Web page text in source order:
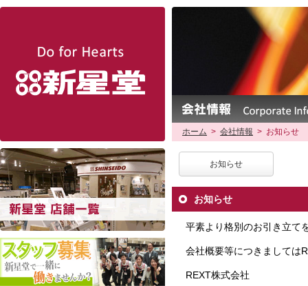
ホーム > 会社情報 > お知らせ
お知らせ
お知らせ
平素より格別のお引き立て
会社概要等につきましては
REXT株式会社